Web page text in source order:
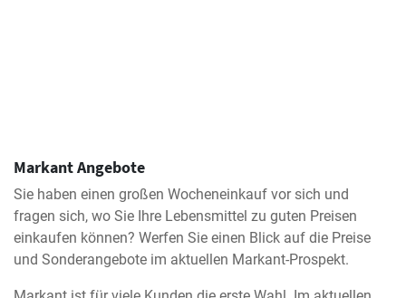
Markant Angebote
Sie haben einen großen Wocheneinkauf vor sich und
fragen sich, wo Sie Ihre Lebensmittel zu guten Preisen
einkaufen können? Werfen Sie einen Blick auf die Preise
und Sonderangebote im aktuellen Markant-Prospekt.